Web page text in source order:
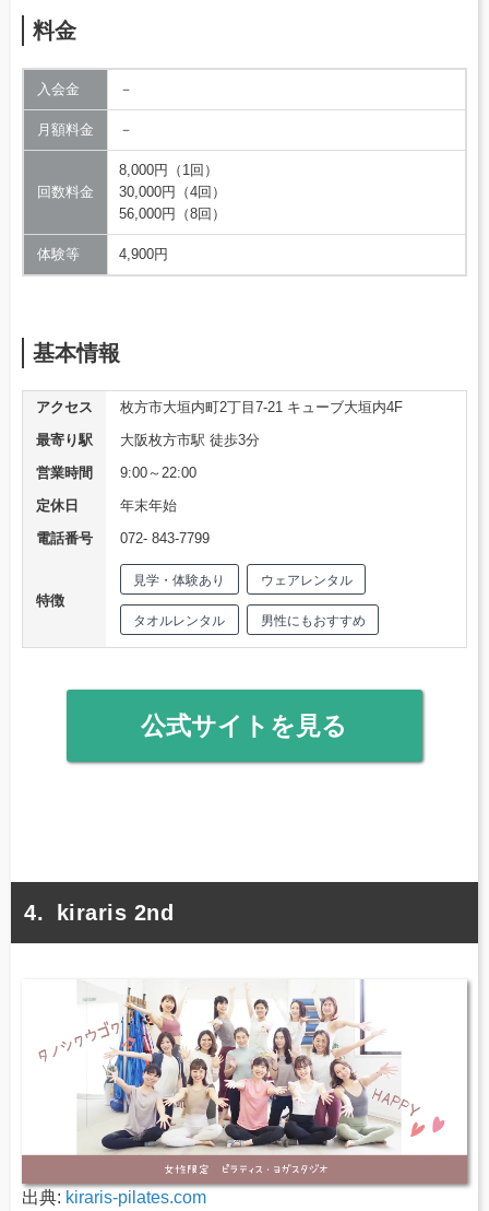
料金
入会金 －
月額料金 －
回数料金
8,000円（1回）
30,000円（4回）
56,000円（8回）
体験等 4,900円
基本情報
アクセス
枚方市大垣内町2丁目7-21 キューブ大垣内4F
最寄り駅
大阪枚方市駅 徒歩3分
営業時間
9:00～22:00
定休日
年末年始
電話番号
072- 843-7799
特徴
見学・体験あり ウェアレンタル
タオルレンタル 男性にもおすすめ
公式サイトを見る
kiraris 2nd
出典: kiraris-pilates.com